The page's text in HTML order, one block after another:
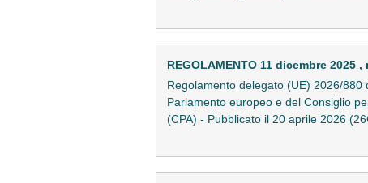
REGOLAMENTO 11 dicembre 2025 ,
Regolamento delegato (UE) 2026/
Parlamento europeo e del Consiglio
(CPA) - Pubblicato il 20 aprile 2026